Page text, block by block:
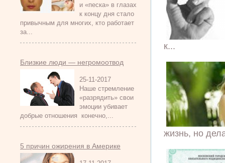
и «песка» в глазах
к концу дня стало
привычным для многих, кто работает
за...
Близкие люди — негромоотвод
25-11-2017
Наше стремление
«разрядить» свои
эмоции убивает
добрые отношения конечно,...
5 причин ожирения в Америке
к...
жизнь, но